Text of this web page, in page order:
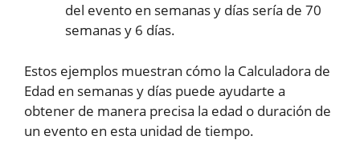
del evento en semanas y días sería de 70
semanas y 6 días.
Estos ejemplos muestran cómo la Calculadora de
Edad en semanas y días puede ayudarte a
obtener de manera precisa la edad o duración de
un evento en esta unidad de tiempo.